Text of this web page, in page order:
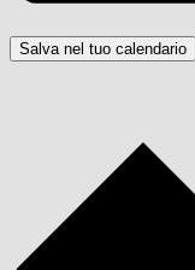
Salva nel tuo calendario